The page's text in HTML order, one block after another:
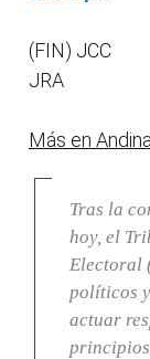
(FIN) JCC
JRA
Más en Andina
Tras la
hoy, el
Electoral
políticos
actuar